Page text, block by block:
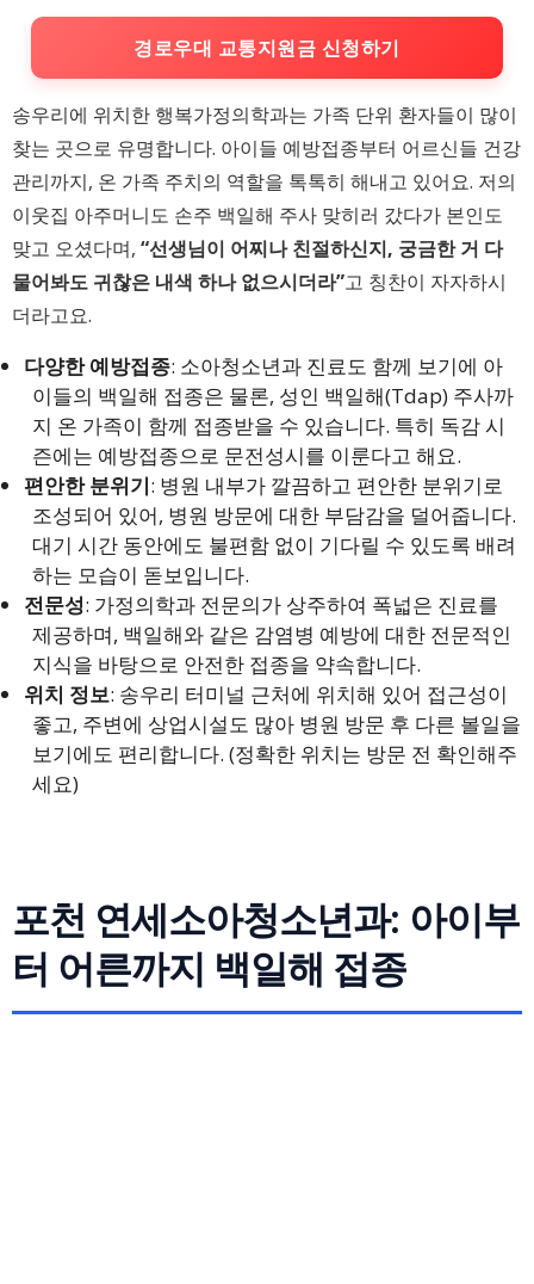
경로우대 교통지원금 신청하기
송우리에 위치한 행복가정의학과는 가족 단위 환자들이 많이
찾는 곳으로 유명합니다. 아이들 예방접종부터 어르신들 건강
관리까지, 온 가족 주치의 역할을 톡톡히 해내고 있어요. 저의
이웃집 아주머니도 손주 백일해 주사 맞히러 갔다가 본인도
맞고 오셨다며, “선생님이 어찌나 친절하신지, 궁금한 거 다
물어봐도 귀찮은 내색 하나 없으시더라”고 칭찬이 자자하시
더라고요.
다양한 예방접종: 소아청소년과 진료도 함께 보기에 아
이들의 백일해 접종은 물론, 성인 백일해(Tdap) 주사까
지 온 가족이 함께 접종받을 수 있습니다. 특히 독감 시
즌에는 예방접종으로 문전성시를 이룬다고 해요.
편안한 분위기: 병원 내부가 깔끔하고 편안한 분위기로
조성되어 있어, 병원 방문에 대한 부담감을 덜어줍니다.
대기 시간 동안에도 불편함 없이 기다릴 수 있도록 배려
하는 모습이 돋보입니다.
전문성: 가정의학과 전문의가 상주하여 폭넓은 진료를
제공하며, 백일해와 같은 감염병 예방에 대한 전문적인
지식을 바탕으로 안전한 접종을 약속합니다.
위치 정보: 송우리 터미널 근처에 위치해 있어 접근성이
좋고, 주변에 상업시설도 많아 병원 방문 후 다른 볼일을
보기에도 편리합니다. (정확한 위치는 방문 전 확인해주
세요)
포천 연세소아청소년과: 아이부
터 어른까지 백일해 접종